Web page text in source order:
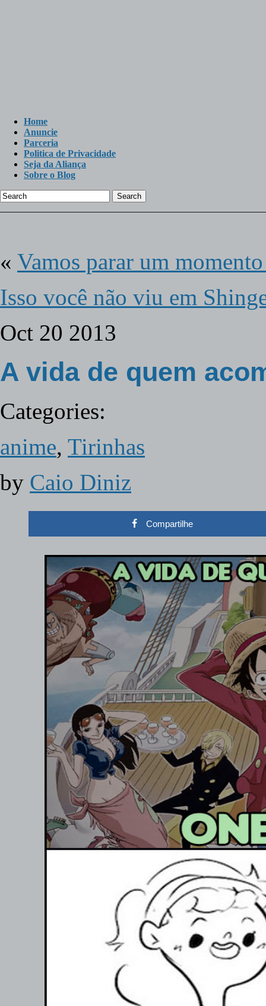
Home
Anuncie
Parceria
Politica de Privacidade
Seja da Aliança
Sobre o Blog
Search
« Vamos parar um
Isso você não viu em
Oct 20 2013
A vida de quem
Categories:
anime, Tirinhas
by Caio Diniz
Compartilhe